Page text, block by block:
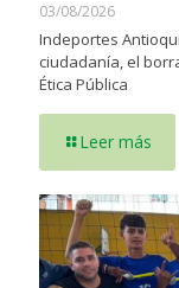
03/08/2026
Indeportes
ciudadanía, el
Ética Pública
Leer más